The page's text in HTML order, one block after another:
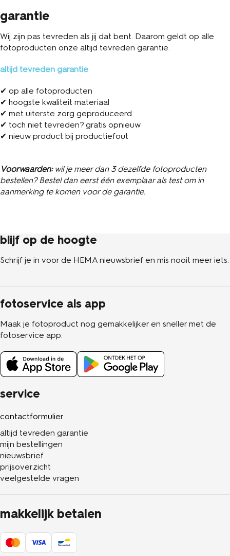
garantie
Wij zijn pas tevreden als jij dat bent. Daarom geldt op alle
fotoproducten onze altijd tevreden garantie.
altijd tevreden garantie
✔ op alle fotoproducten
✔ hoogste kwaliteit materiaal
✔ met uiterste zorg geproduceerd
✔ toch niet tevreden? gratis opnieuw
✔ nieuw product bij productiefout
Voorwaarden: wil je meer dan 3 dezelfde fotoproducten
bestellen? Bestel dan eerst één exemplaar als test om in
aanmerking te komen voor de garantie.
service
contactformulier
altijd tevreden garantie
mijn bestellingen
nieuwsbrief
prijsoverzicht
veelgestelde vragen
makkelijk betalen
blijf op de hoogte
Schrijf je in voor de HEMA nieuwsbrief en mis nooit meer iets.
fotoservice als app
Maak je fotoproduct nog gemakkelijker en sneller met de
fotoservice app.